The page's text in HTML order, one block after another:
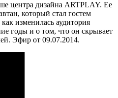
центра дизайна ARTPLAY. Ее
который стал гостем
изменилась аудитория
годы и о том, что он скрывает
Эфир от 09.07.2014.